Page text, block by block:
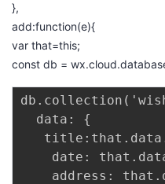
},
add:function(e){
var that=this;
const db =
  data: {
date:
address: